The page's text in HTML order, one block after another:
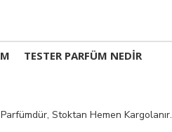
TESTER PARFÜM NEDIR
Stoktan Hemen Kargolanır.